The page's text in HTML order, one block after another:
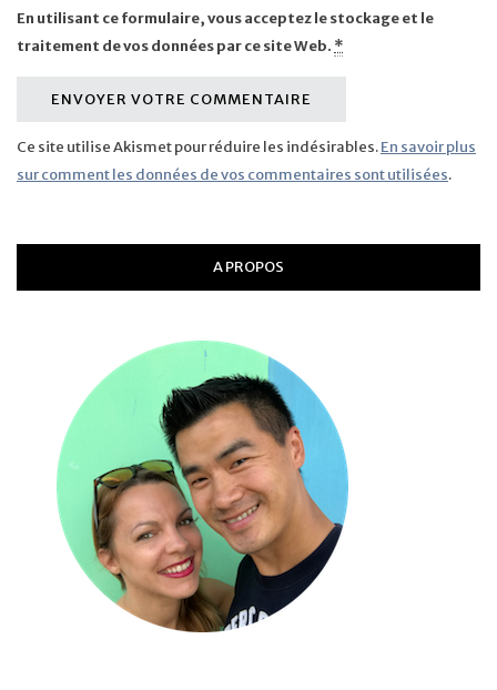
En utilisant ce formulaire, vous acceptez le stockage et le
traitement de vos données par ce site Web. *
Ce site utilise Akismet pour réduire les indésirables.En savoir plus
sur comment les données de vos commentaires sont utilisées.
A PROPOS